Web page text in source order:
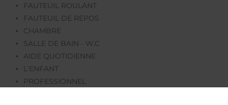
FAUTEUIL ROULANT
FAUTEUIL DE REPOS
CHAMBRE
SALLE DE BAIN - W.C
AIDE QUOTIDIENNE
L'ENFANT
PROFESSIONNEL